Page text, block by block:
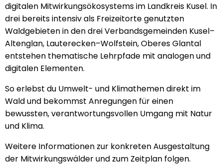
digitalen Mitwirkungsökosystems im Landkreis Kusel. In
drei bereits intensiv als Freizeitorte genutzten
Waldgebieten in den drei Verbandsgemeinden Kusel–
Altenglan, Lauterecken–Wolfstein, Oberes Glantal
entstehen thematische Lehrpfade mit analogen und
digitalen Elementen.
So erlebst du Umwelt- und Klimathemen direkt im
Wald und bekommst Anregungen für einen
bewussten, verantwortungsvollen Umgang mit Natur
und Klima.
Weitere Informationen zur konkreten Ausgestaltung
der Mitwirkungswälder und zum Zeitplan folgen.